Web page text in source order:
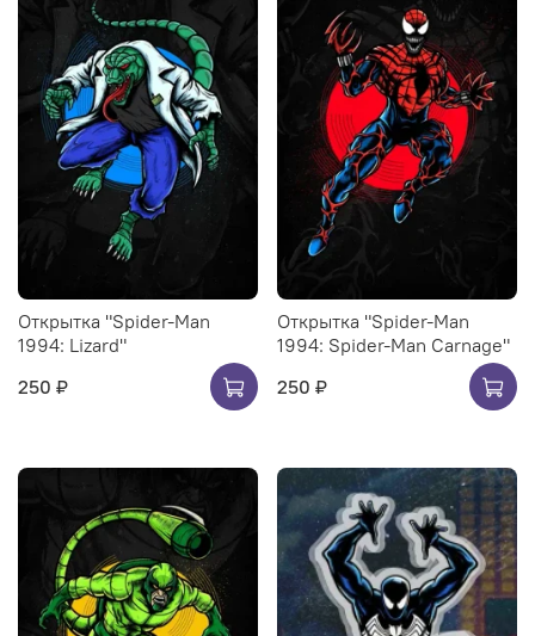
Открытка "Spider-Man
1994: Lizard"
250 ₽
Открытка "Spider-Man
1994: Spider-Man Carnage"
250 ₽